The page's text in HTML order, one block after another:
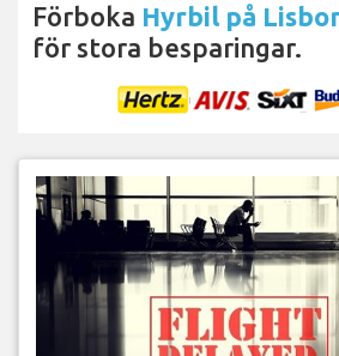
Förboka Hyrbil på
för stora besparingar.